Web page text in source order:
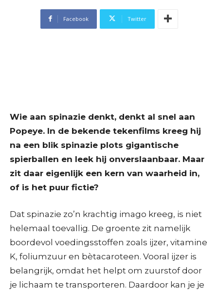
Facebook Twitter
Wie aan spinazie denkt, denkt al snel aan
Popeye. In de bekende tekenfilms kreeg hij
na een blik spinazie plots gigantische
spierballen en leek hij onverslaanbaar. Maar
zit daar eigenlijk een kern van waarheid in,
of is het puur fictie?
Dat spinazie zo’n krachtig imago kreeg, is niet
helemaal toevallig. De groente zit namelijk
boordevol voedingsstoffen zoals ijzer, vitamine
K, foliumzuur en bètacaroteen. Vooral ijzer is
belangrijk, omdat het helpt om zuurstof door
je lichaam te transporteren. Daardoor kan je je